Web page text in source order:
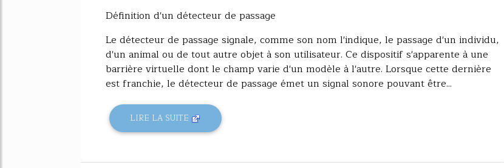
Définition d'un détecteur de passage
Le détecteur de passage signale, comme son nom l'indique, le passage d'un individu,
d'un animal ou de tout autre objet à son utilisateur. Ce dispositif s'apparente à une
barrière virtuelle dont le champ varie d'un modèle à l'autre. Lorsque cette dernière
est franchie, le détecteur de passage émet un signal sonore pouvant être...
LIRE LA SUITE